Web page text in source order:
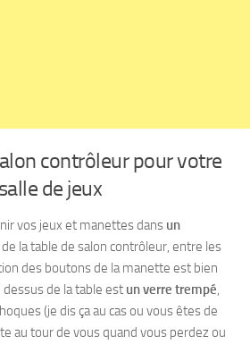
contrôleur pour votre
salle de jeux
vos jeux et manettes dans un
de la table de salon contrôleur, entre les
des boutons de la manette est bien
de la table est un verre trempé,
(je dis ça au cas ou vous êtes de
au tour de vous quand vous perdez ou